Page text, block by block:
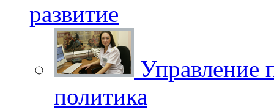
развитие
Управление
политика